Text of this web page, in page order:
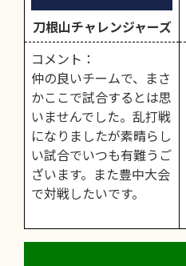
刀根山チャレンジャーズ
コメント：
仲の良いチームで、まさ
かここで試合するとは思
いませんでした。乱打戦
になりましたが素晴らし
い試合でいつも有難うご
ざいます。また豊中大会
で対戦したいです。